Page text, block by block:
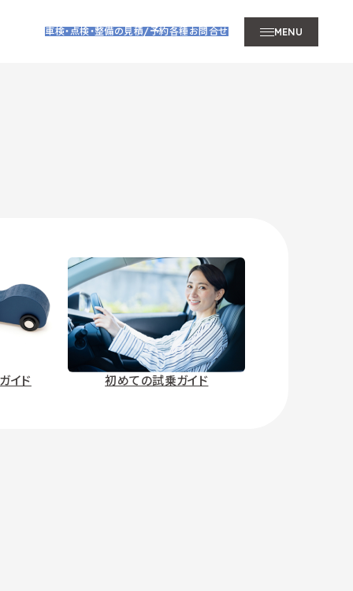
車検・点検・整備の見積/予約各種お問合せ MENU
イド 初めての試乗ガイド